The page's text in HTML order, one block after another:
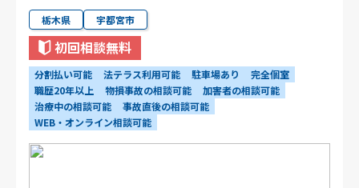
栃木県 宇都宮市
初回相談無料
分割払い可能 法テラス利用可能 駐車場あり
完全個室
職歴20年以上
物損事故の相談可能
加害者の相談可能
治療中の相談可能
事故直後の相談可能
WEB・オンライン相談可能